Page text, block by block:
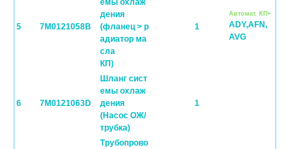
5 7M0121058B
емы охлаж
дения
(фланец > р
адиатор ма
сла
КП)
1
Автомат. КП+
ADY,AFN,
AVG
6 7M0121063D
Шланг сист
емы охлаж
дения
(Насос ОЖ/
трубка)
1
Трубопрово